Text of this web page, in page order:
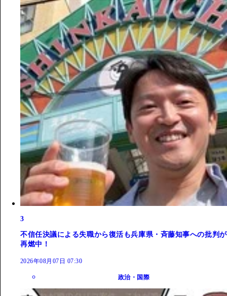
3
不信任決議による失職から復活も兵庫県・斉藤知事への批判が
再燃中！
2026年08月07日 07:30
政治・国際